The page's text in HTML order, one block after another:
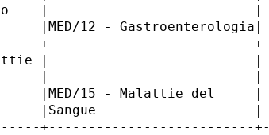
|                          |
|MED/12 - Gastroenterologia|
+--------------------------
|                          |
|                          |
|MED/15 - Malattie del
|Sangue                    |
+--------------------------